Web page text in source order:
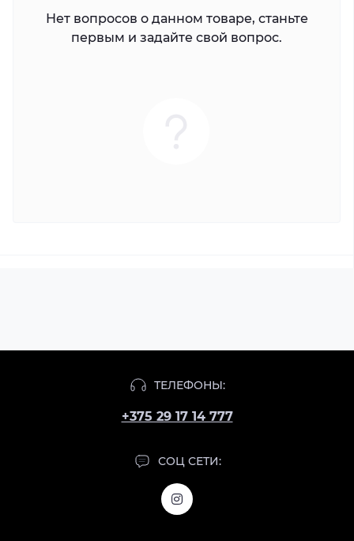
Нет вопросов о данном товаре, станьте
первым и задайте свой вопрос.
ТЕЛЕФОНЫ:
+375 29 17 14 777
СОЦ СЕТИ: